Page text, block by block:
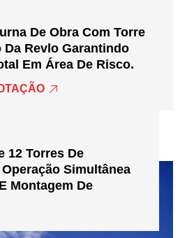
De Obra Com Torre
Da Revlo Garantindo
Em Área De Risco.
12 Torres De
Simultânea
Montagem De